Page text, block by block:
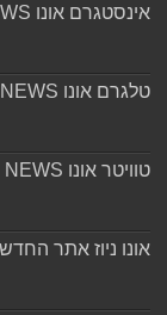
אינסטגרם אונו NEWS
טלגרם אונו NEWS
טוויטר אונו NEWS
אונו ניוז אתר